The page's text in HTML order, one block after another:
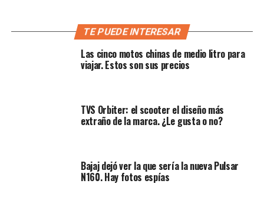
estacionario. Esta comparación refuerza la idea de que la
experiencia sobre dos ruedas ofrece una preparación
inadvertida para los cielos.
1190 estaría lista para 2026
¿Por qué se compra la moto con el
TE PUEDE INTERESAR
Las cinco motos chinas de medio litro para
viajar. Estos son sus precios
TVS Orbiter: el scooter el diseño más
extraño de la marca. ¿Le gusta o no?
Bajaj dejó ver la que sería la nueva Pulsar
N160. Hay fotos espías